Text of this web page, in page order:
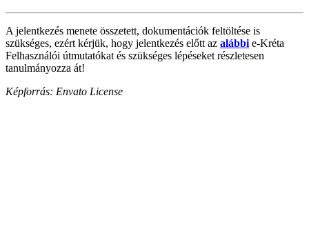
A jelentkezés menete összetett, dokumentációk feltöltése is
szükséges, ezért kérjük, hogy jelentkezés előtt az alábbie-Kréta
Felhasználói útmutatókat és szükséges lépéseket részletesen
tanulmányozza át!
Képforrás: Envato License